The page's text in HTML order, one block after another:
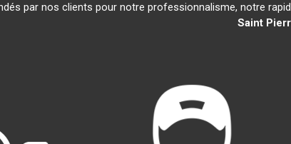
par nos clients pour notre professionnalisme, notre
Saint